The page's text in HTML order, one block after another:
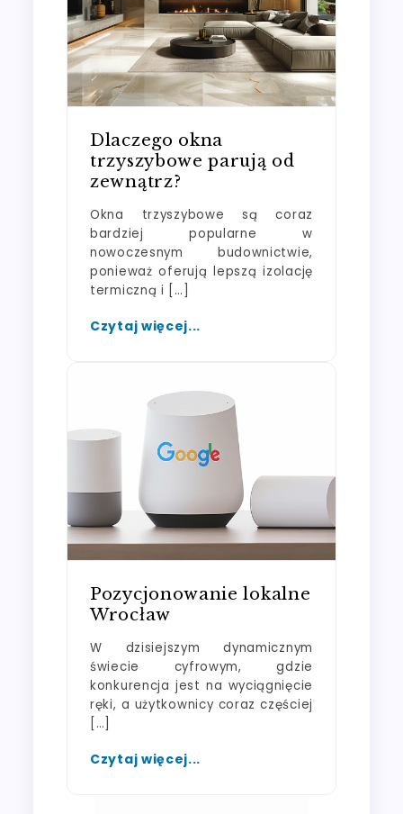
Dlaczego okna
trzyszybowe parują od
zewnątrz?
Okna trzyszybowe są coraz
bardziej popularne w
nowoczesnym budownictwie,
ponieważ oferują lepszą izolację
termiczną i […]
Czytaj więcej...
Pozycjonowanie lokalne
Wrocław
W dzisiejszym dynamicznym
świecie cyfrowym, gdzie
konkurencja jest na wyciągnięcie
ręki, a użytkownicy coraz częściej
[…]
Czytaj więcej...